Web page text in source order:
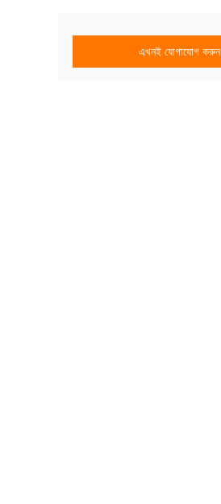
এখনই যোগাযোগ করুন